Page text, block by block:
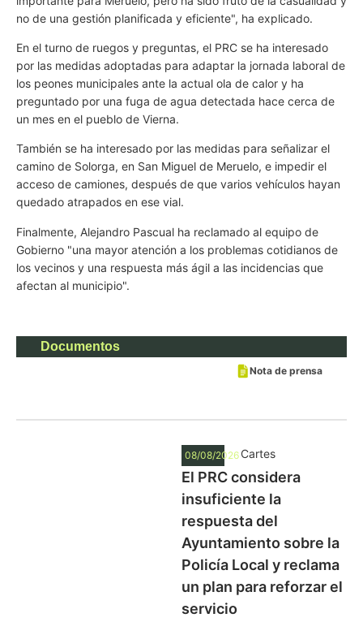
no de una gestión planificada y eficiente", ha explicado.
En el turno de ruegos y preguntas, el PRC se ha interesado
por las medidas adoptadas para adaptar la jornada laboral de
los peones municipales ante la actual ola de calor y ha
preguntado por una fuga de agua detectada hace cerca de
un mes en el pueblo de Vierna.
También se ha interesado por las medidas para señalizar el
camino de Solorga, en San Miguel de Meruelo, e impedir el
acceso de camiones, después de que varios vehículos hayan
quedado atrapados en ese vial.
Finalmente, Alejandro Pascual ha reclamado al equipo de
Gobierno "una mayor atención a los problemas cotidianos de
los vecinos y una respuesta más ágil a las incidencias que
afectan al municipio".
Documentos
Nota de prensa
08/08/2026 Cartes
El PRC considera
insuficiente la
respuesta del
Ayuntamiento sobre la
Policía Local y reclama
un plan para reforzar el
servicio